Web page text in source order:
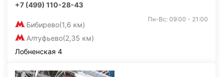
+7 (499) 110-28-43
Бибирево(1,6 км)
Алтуфьево(2,35 км)
Пн-Вс: 09:00 - 21:00
Лобненская 4